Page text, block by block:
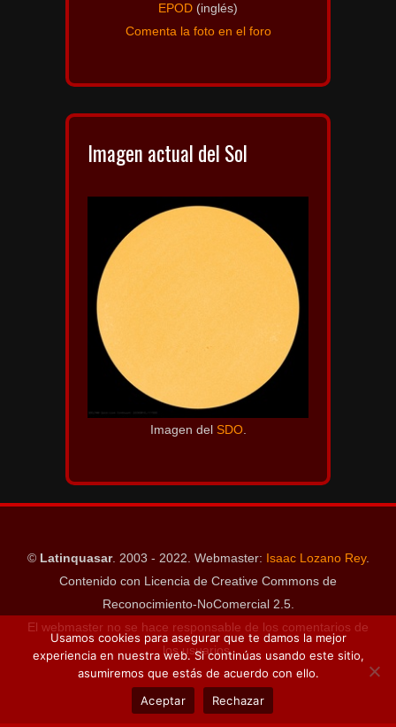
EPOD (inglés)
Comenta la foto en el foro
Imagen actual del Sol
Imagen del SDO.
© Latinquasar. 2003 - 2022. Webmaster: Isaac Lozano Rey.
Contenido con Licencia de Creative Commons de
Reconocimiento-NoComercial 2.5.
El webmaster no se hace responsable de los comentarios de
los usuarios.
Usamos cookies para asegurar que te damos la mejor
experiencia en nuestra web. Si continúas usando este sitio,
asumiremos que estás de acuerdo con ello.
Aceptar
Rechazar